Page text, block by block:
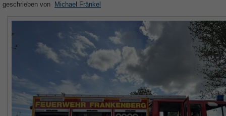
geschrieben von Michael Fränkel